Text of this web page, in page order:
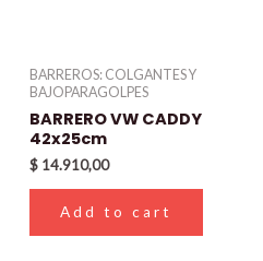
BARREROS: COLGANTES Y
BAJOPARAGOLPES
BARRERO VW CADDY
42x25cm
$ 14.910,00
Add to cart